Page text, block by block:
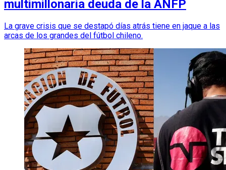
multimillonaria deuda de la ANFP
La grave crisis que se destapó días atrás tiene en jaque a las
arcas de los grandes del fútbol chileno.